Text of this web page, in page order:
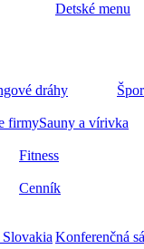
Detské menu
dráhy
firmySauny a vírivka
Fitness
Cenník
Konferenčná